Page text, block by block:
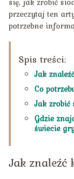
przeczytaj ten
potrzebne
Spis treści:
Jak
Co
Jak zrobić
Gdzie
świecie
Jak znaleźć